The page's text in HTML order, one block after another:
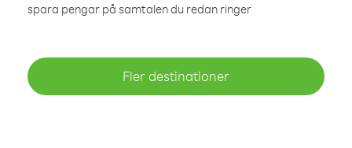
spara pengar på samtalen du redan ringer
Fler destinationer